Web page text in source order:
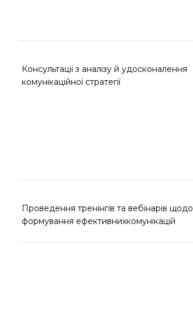
Консультації з аналізу й удосконалення
комунікаційної стратегії
Проведення тренінгів та вебінарів щодо
формування ефективнихкомунікацій